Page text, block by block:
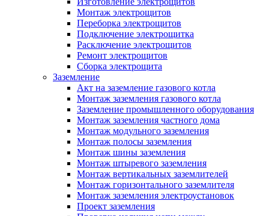
Монтаж электрощитов
Переборка электрощитов
Подключение электрощитка
Расключение электрощитов
Ремонт электрощитов
Сборка электрощита
Заземление
Акт на заземление газового котла
Монтаж заземления газового котла
Заземление промышленного оборудования
Монтаж заземления частного дома
Монтаж модульного заземления
Монтаж полосы заземления
Монтаж шины заземления
Монтаж штыревого заземления
Монтаж вертикальных заземлителей
Монтаж горизонтального заземлителя
Монтаж заземления электроустановок
Проект заземления